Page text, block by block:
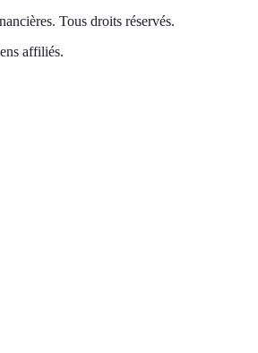
. Tous droits réservés.
affiliés.